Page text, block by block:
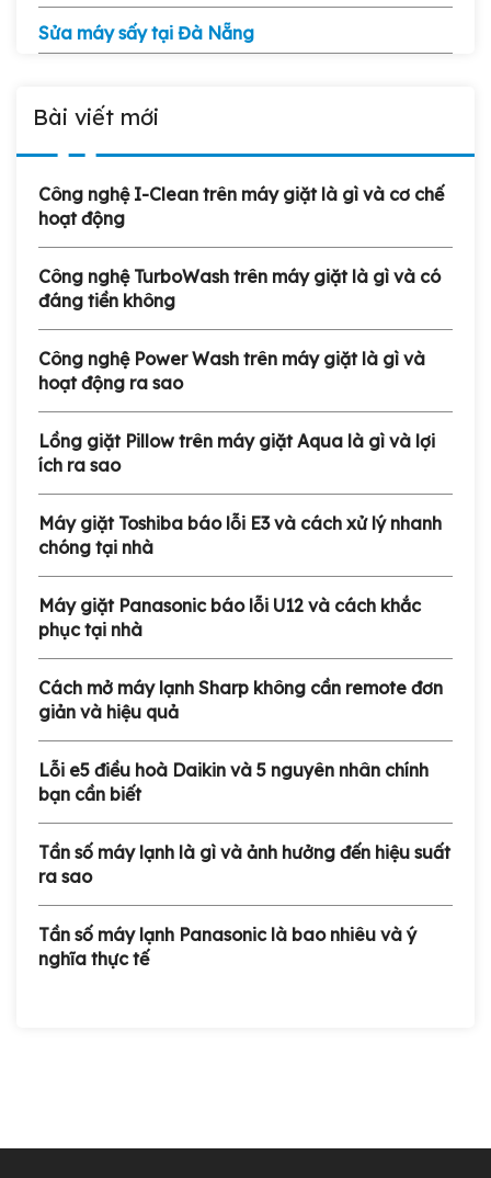
Sửa máy sấy tại Đà Nẵng
Bài viết mới
Công nghệ I-Clean trên máy giặt là gì và cơ chế
hoạt động
Công nghệ TurboWash trên máy giặt là gì và có
đáng tiền không
Công nghệ Power Wash trên máy giặt là gì và
hoạt động ra sao
Lồng giặt Pillow trên máy giặt Aqua là gì và lợi
ích ra sao
Máy giặt Toshiba báo lỗi E3 và cách xử lý nhanh
chóng tại nhà
Máy giặt Panasonic báo lỗi U12 và cách khắc
phục tại nhà
Cách mở máy lạnh Sharp không cần remote đơn
giản và hiệu quả
Lỗi e5 điều hoà Daikin và 5 nguyên nhân chính
bạn cần biết
Tần số máy lạnh là gì và ảnh hưởng đến hiệu suất
ra sao
Tần số máy lạnh Panasonic là bao nhiêu và ý
nghĩa thực tế